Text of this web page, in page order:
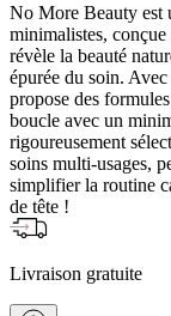
No More Beauty est
minimalistes,
révèle la beauté
épurée du soin.
propose des
boucle avec un
rigoureusement
soins multi-usages,
simplifier la routine
de tête !
Livraison gratuite